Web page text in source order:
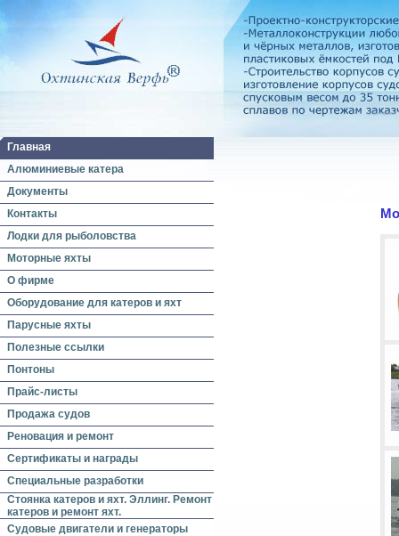
Главная
Алюминиевые катера
Документы
Контакты
Лодки для рыболовства
Моторные яхты
О фирме
Оборудование для катеров и яхт
Парусные яхты
Полезные ссылки
Понтоны
Прайс-листы
Продажа судов
Реновация и ремонт
Сертификаты и награды
Специальные разработки
Стоянка катеров и яхт. Эллинг. Ремонт
катеров и ремонт яхт.
Судовые двигатели и генераторы